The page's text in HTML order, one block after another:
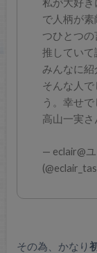
で人柄が
つひとつ
推していて
みんなに紹
そんな人
う。幸せで
高山一実さ
— eclair@
その為、かなり